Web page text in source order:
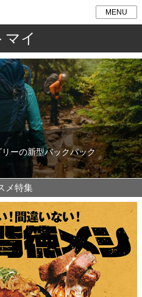
MENU
マイ
ーの新型バックパック
メ特集